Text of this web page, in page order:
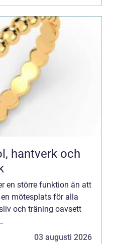
en större funktion än att
mötesplats för alla
och träning oavsett
03 augusti 2026